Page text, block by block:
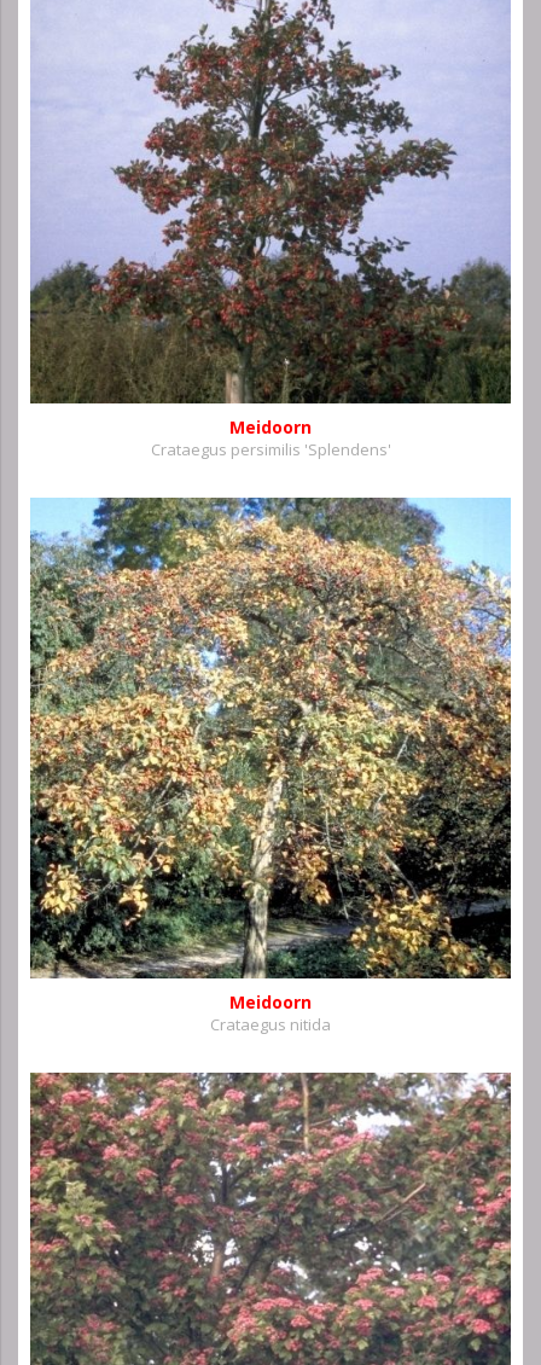
Meidoorn
Crataegus persimilis 'Splendens'
Meidoorn
Crataegus nitida